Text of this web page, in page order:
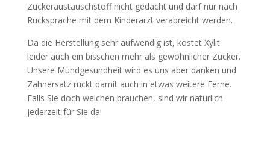
Zuckeraustauschstoff nicht gedacht und darf nur nach
Rücksprache mit dem Kinderarzt verabreicht werden.
Da die Herstellung sehr aufwendig ist, kostet Xylit
leider auch ein bisschen mehr als gewöhnlicher Zucker.
Unsere Mundgesundheit wird es uns aber danken und
Zahnersatz rückt damit auch in etwas weitere Ferne.
Falls Sie doch welchen brauchen, sind wir natürlich
jederzeit für Sie da!